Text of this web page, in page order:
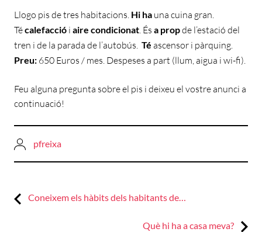
Llogo pis de tres habitacions. Hi ha una cuina gran.
Técalefacció i aire condicionat . És a propde l’estació del
tren i de la parada de l’autobús. Té ascensor i pàrquing.
Preu: 650 Euros / mes. Despeses a part (llum, aigua i wi-fi).
Feu alguna pregunta sobre el pis i deixeu el vostre anunci a
continuació!
pfreixa
Navegació
Previous:
Coneixem els hàbits dels habitants de…
Next:
Què hi ha a casa meva?